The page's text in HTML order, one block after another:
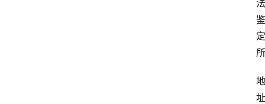
法
鉴
定
所
地
址